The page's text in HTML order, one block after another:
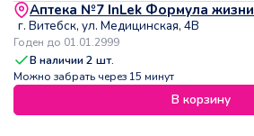
Аптека №7 InLek Формула жизни
г. Витебск, ул. Медицинская, 4В
Годен до 01.01.2999
В наличии2 шт.
Можно забрать через 15 минут
В корзину